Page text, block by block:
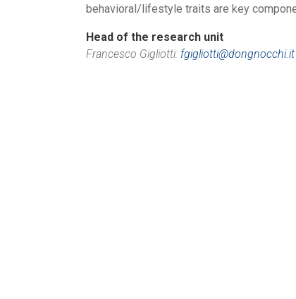
behavioral/lifestyle traits are key
Head of the research unit
Francesco Gigliotti: fgigliotti@dongnocchi.it